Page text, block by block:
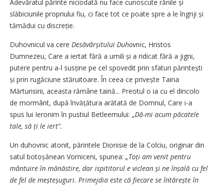
Adevăratul părinte niciodată nu face cunoscute rănile și
slăbiciunile propriului fiu, ci face tot ce poate spre a le îngriji și
tămădui cu discreție.
Duhovnicul va cere Desăvârșitului Duhovnic, Hristos
Dumnezeu, Care a iertat fără a umili și a ridicat fără a jigni,
putere pentru a-l susține pe cel spovedit prin sfaturi părintești
și prin rugăciune stăruitoare. În ceea ce pri­vește Taina
Mărturisirii, aceasta rămâne taină... Preotul o ia cu el dincolo
de mormânt, după învățătura arătată de Domnul, Care i-a
spus lui Ieronim în pustiul Betleemului: „Dă-mi acum păcatele
tale, să ți le iert”.
Un duhovnic atonit, părintele Dionisie de la Colciu, originar din
satul botoșănean Vorniceni, spunea: „Toți am venit pentru
mântuire în mănăstire, dar ispititorul e viclean și ne înșală cu fel
de fel de meșteșuguri. Primejdia este că fiecare se întărește în